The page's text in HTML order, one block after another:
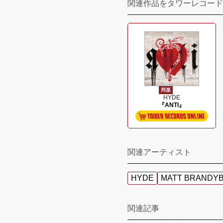
関連作品をタワーレコー
邦楽
HYDE
『ANTI』
関連アーティスト
HYDE MATT
関連記事